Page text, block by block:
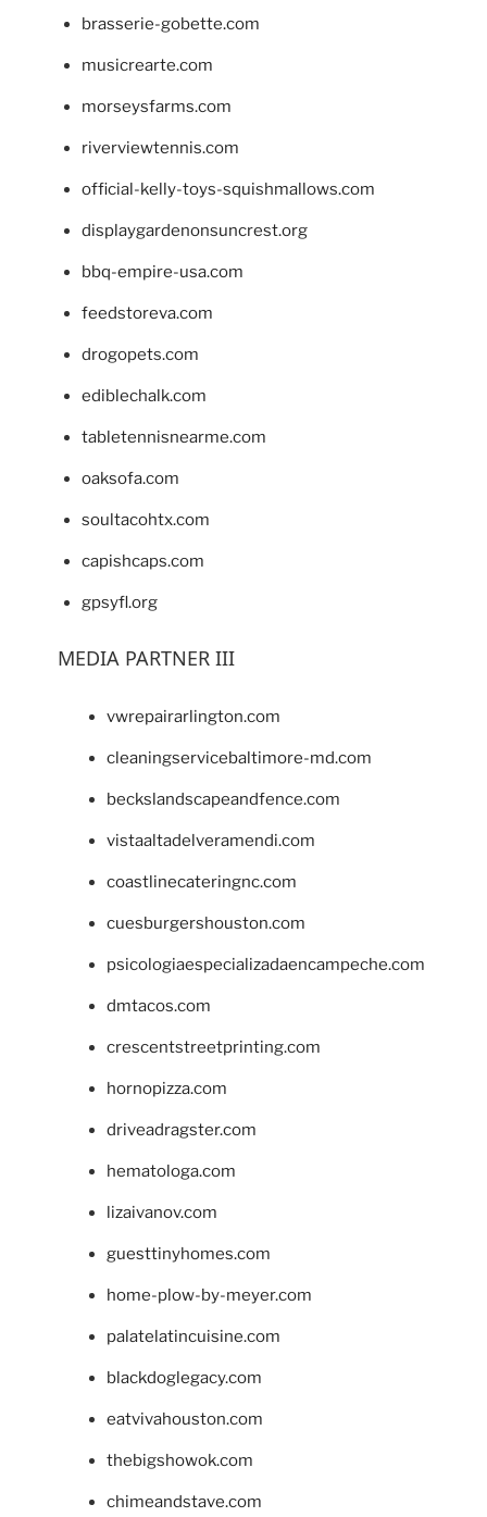
brasserie-gobette.com
musicrearte.com
morseysfarms.com
riverviewtennis.com
official-kelly-toys-squishmallows.com
displaygardenonsuncrest.org
bbq-empire-usa.com
feedstoreva.com
drogopets.com
ediblechalk.com
tabletennisnearme.com
oaksofa.com
soultacohtx.com
capishcaps.com
gpsyfl.org
MEDIA PARTNER III
vwrepairarlington.com
cleaningservicebaltimore-md.com
beckslandscapeandfence.com
vistaaltadelveramendi.com
coastlinecateringnc.com
cuesburgershouston.com
psicologiaespecializadaencampeche.com
dmtacos.com
crescentstreetprinting.com
hornopizza.com
driveadragster.com
hematologa.com
lizaivanov.com
guesttinyhomes.com
home-plow-by-meyer.com
palatelatincuisine.com
blackdoglegacy.com
eatvivahouston.com
thebigshowok.com
chimeandstave.com